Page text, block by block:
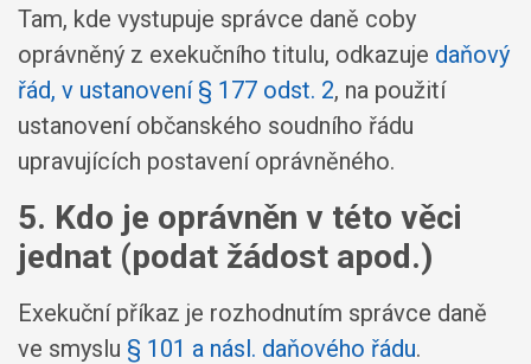
Tam, kde vystupuje správce daně coby
oprávněný z exekučního titulu, odkazuje daňový
řád, v ustanovení § 177 odst. 2, na použití
ustanovení občanského soudního řádu
upravujících postavení oprávněného.
5. Kdo je oprávněn v této věci
jednat (podat žádost apod.)
Exekuční příkaz je rozhodnutím správce daně
ve smyslu § 101 a násl. daňového řádu.